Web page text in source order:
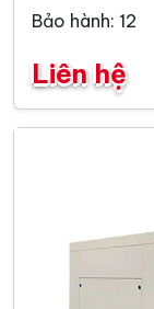
Bảo hành: 12
Liên hệ